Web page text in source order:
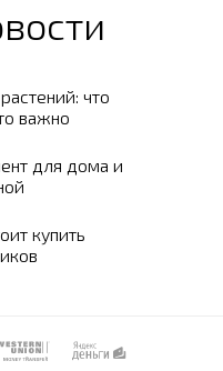
что
важно
для дома и
купить